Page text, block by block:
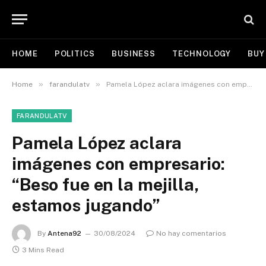
HOME POLITICS BUSINESS TECHNOLOGY
Home » farandulatv » Pamela López aclara imágenes con empresario: “Beso fue en la mejilla, estamos jugando”
FARANDULATV
Pamela López aclara
imágenes con empresario:
“Beso fue en la mejilla,
estamos jugando”
By Antena92 30/08/2024
No hay comentarios
3 Mins Read